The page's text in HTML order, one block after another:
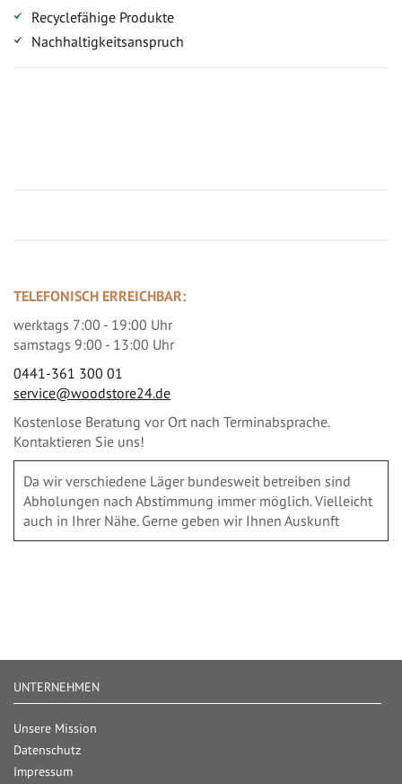
Recyclefähige Produkte
Nachhaltigkeitsanspruch
TELEFONISCH ERREICHBAR:
werktags 7:00 - 19:00 Uhr
samstags 9:00 - 13:00 Uhr
0441-361 300 01
service@woodstore24.de
Kostenlose Beratung vor Ort nach Terminabsprache.
Kontaktieren Sie uns!
Da wir verschiedene Läger bundesweit betreiben sind
Abholungen nach Abstimmung immer möglich. Vielleicht
auch in Ihrer Nähe. Gerne geben wir Ihnen Auskunft
UNTERNEHMEN
Unsere Mission
Datenschutz
Impressum